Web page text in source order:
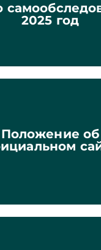
2025 год
Положение об